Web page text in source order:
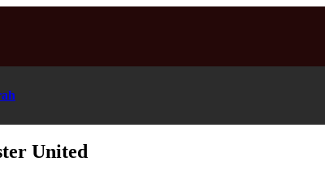
United